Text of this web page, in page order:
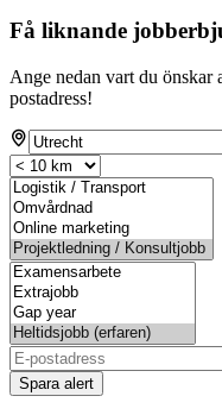
Få liknande
Ange nedan vart du önskar
postadress!
Spara alert